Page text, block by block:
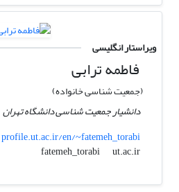
ویراستار انگلیسی
فاطمه ترابی
(جمعیت شناسی خانواده)
دانشیار جمعیت شناسی دانشگاه تهران
profile.ut.ac.ir/en/~fatemeh_torabi
fatemeh_torabi
ut.ac.ir